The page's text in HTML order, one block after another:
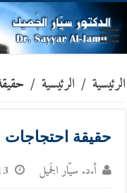
الرئيسية / الرئيسية /
حقيقة احتجاجات
أ.د. سيّار الجَميل